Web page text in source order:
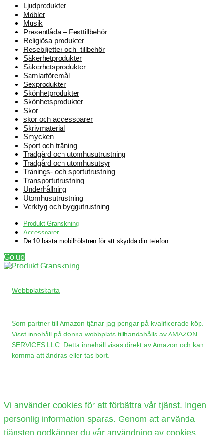
Ljudprodukter
Möbler
Musik
Presentlåda – Festtillbehör
Religiösa produkter
Resebiljetter och -tillbehör
Säkerhetprodukter
Säkerhetsprodukter
Samlarföremål
Sexprodukter
Skönhetprodukter
Skönhetsprodukter
Skor
skor och accessoarer
Skrivmaterial
Smycken
Sport och träning
Trädgård och utomhusutrustning
Trädgård och utomhusutsyr
Tränings- och sportutrustning
Transportutrustning
Underhållning
Utomhusutrustning
Verktyg och byggutrustning
Produkt Granskning
Accessoarer
De 10 bästa mobilhölstren för att skydda din telefon
Go up
Webbplatskarta
Som partner till Amazon tjänar jag pengar på kvalificerade köp.
Visst innehåll på denna webbplats tillhandahålls av AMAZON
SERVICES LLC. Detta innehåll visas direkt av Amazon och kan
komma att ändras eller tas bort.
Vi använder cookies för att förbättra vår tjänst. Ingen
personlig information sparas. Genom att använda
tjänsten godkänner du vår användning av cookies.